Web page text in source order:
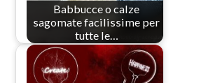
Babbucce o calze
sagomate facilissime per
tutte le…